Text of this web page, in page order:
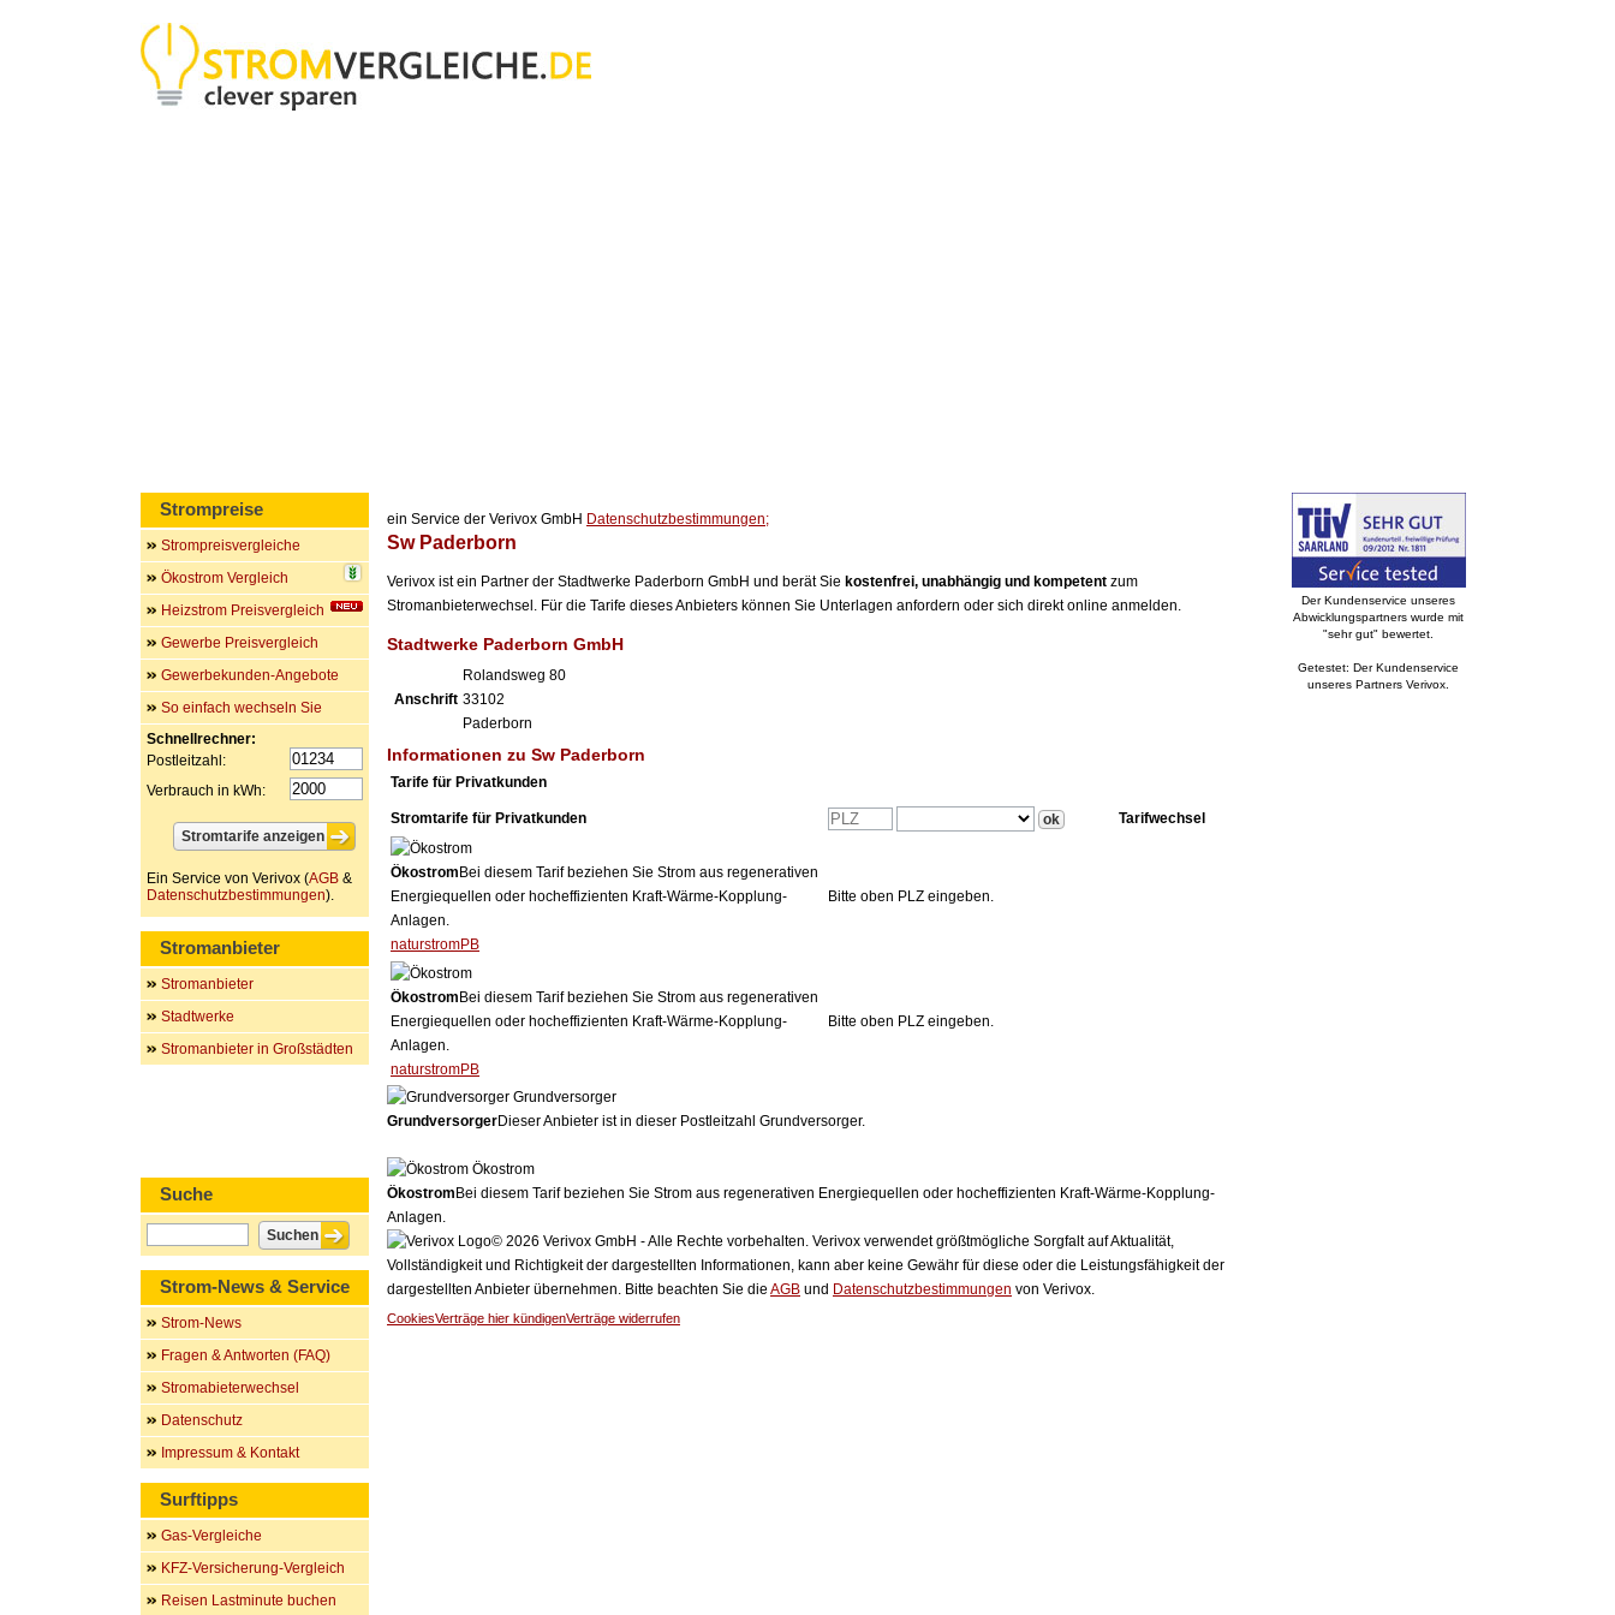
ein Service der Verivox GmbH Datenschutzbestimmungen;
Sw Paderborn
Verivox ist ein Partner der Stadtwerke Paderborn GmbH und berät Sie kostenfrei, unabhängig und kompetent zum
Stromanbieterwechsel. Für die Tarife dieses Anbieters können Sie Unterlagen anfordern oder sich direkt online anmelden.
Stadtwerke Paderborn GmbH
Anschrift
Rolandsweg 80
33102
Paderborn
Informationen zu Sw Paderborn
Tarife für Privatkunden
Stromtarife für Privatkunden Tarifwechsel
Ökostrom Bei diesem Tarif beziehen Sie Strom aus regenerativen
Energiequellen oder hocheffizienten Kraft-Wärme-Kopplung-
Anlagen.
naturstromPB
Bitte oben PLZ eingeben.
Ökostrom Bei diesem Tarif beziehen Sie Strom aus regenerativen
Energiequellen oder hocheffizienten Kraft-Wärme-Kopplung-
Anlagen.
naturstromPB
Bitte oben PLZ eingeben.
Grundversorger
GrundversorgerDieser Anbieter ist in dieser Postleitzahl Grundversorger.
Ökostrom
Ökostrom Bei diesem Tarif beziehen Sie Strom aus regenerativen Energiequellen oder hocheffizienten Kraft-Wärme-Kopplung-
Anlagen.
© 2026 Verivox GmbH - Alle Rechte vorbehalten. Verivox verwendet größtmögliche Sorgfalt auf Aktualität,
Vollständigkeit und Richtigkeit der dargestellten Informationen, kann aber keine Gewähr für diese oder die Leistungsfähigkeit der
dargestellten Anbieter übernehmen. Bitte beachten Sie die AGB und Datenschutzbestimmungen von Verivox.
CookiesVerträge hier kündigenVerträge widerrufen
Strompreise
Strompreisvergleiche
Ökostrom Vergleich
Heizstrom Preisvergleich
Gewerbe Preisvergleich
Gewerbekunden-Angebote
So einfach wechseln Sie
Schnellrechner:
Postleitzahl:
Verbrauch in kWh:
Ein Service von Verivox (AGB &
Datenschutzbestimmungen).
Stromanbieter
Stromanbieter
Stadtwerke
Stromanbieter in Großstädten
Suche
Strom-News & Service
Strom-News
Fragen & Antworten (FAQ)
Stromabieterwechsel
Datenschutz
Impressum & Kontakt
Surftipps
Gas-Vergleiche
KFZ-Versicherung-Vergleich
Reisen Lastminute buchen
Der Kundenservice unseres
Abwicklungspartners wurde mit
"sehr gut" bewertet.
Getestet: Der Kundenservice
unseres Partners Verivox.